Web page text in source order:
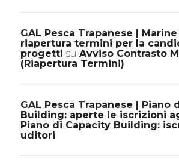
GAL Pesca Trapanese |
riapertura termini per la
progetti su Avviso Contrasto
(Riapertura Termini)
GAL Pesca Trapanese | Piano
Building: aperte le iscrizioni
Piano di Capacity Building:
uditori